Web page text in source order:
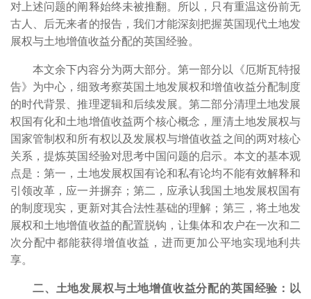
对上述问题的阐释始终未被推翻。所以，只有重温这份前无
古人、后无来者的报告，我们才能深刻把握英国现代土地发
展权与土地增值收益分配的英国经验。
本文余下内容分为两大部分。第一部分以《厄斯瓦特报
告》为中心，细致考察英国土地发展权和增值收益分配制度
的时代背景、推理逻辑和后续发展。第二部分清理土地发展
权国有化和土地增值收益两个核心概念，厘清土地发展权与
国家管制权和所有权以及发展权与增值收益之间的两对核心
关系，提炼英国经验对思考中国问题的启示。本文的基本观
点是：第一，土地发展权国有论和私有论均不能有效解释和
引领改革，应一并摒弃；第二，应承认我国土地发展权国有
的制度现实，更新对其合法性基础的理解；第三，将土地发
展权和土地增值收益的配置脱钩，让集体和农户在一次和二
次分配中都能获得增值收益，进而更加公平地实现地利共
享。
二、土地发展权与土地增值收益分配的英国经验：以